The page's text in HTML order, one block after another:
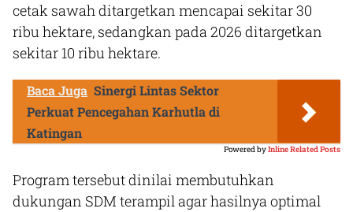
cetak sawah ditargetkan mencapai sekitar 30
ribu hektare, sedangkan pada 2026 ditargetkan
sekitar 10 ribu hektare.
Baca Juga Sinergi Lintas Sektor
Perkuat Pencegahan Karhutla di
Katingan
Powered byInline Related Posts
Program tersebut dinilai membutuhkan
dukungan SDM terampil agar hasilnya optimal